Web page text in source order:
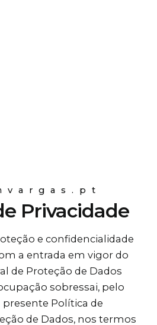
Privacidade
e confidencialidade
a entrada em vigor do
de Proteção de Dados
sobressai, pelo
Política de
de Dados, nos termos